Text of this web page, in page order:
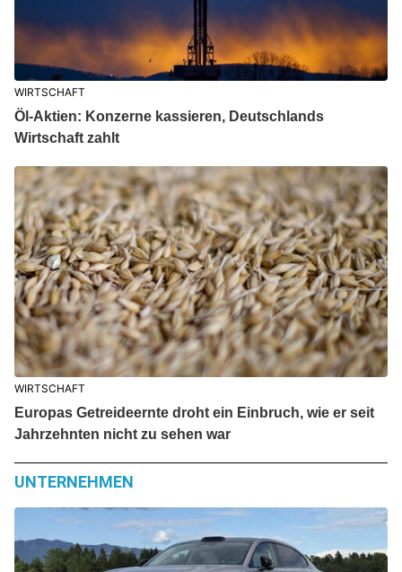
WIRTSCHAFT
Öl-Aktien: Konzerne kassieren, Deutschlands
Wirtschaft zahlt
WIRTSCHAFT
Europas Getreideernte droht ein Einbruch, wie er seit
Jahrzehnten nicht zu sehen war
UNTERNEHMEN